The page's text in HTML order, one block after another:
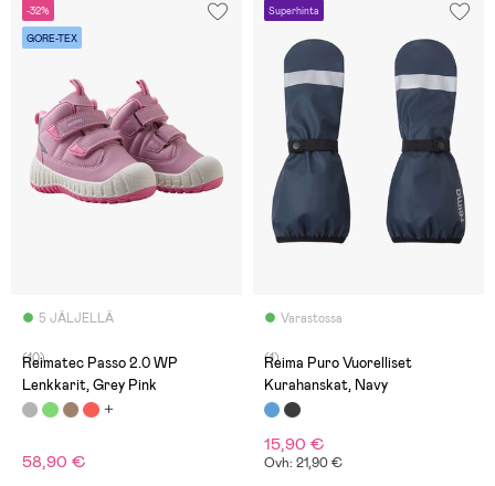
-32%
GORE-TEX
5 JÄLJELLÄ
(10)
Reimatec Passo 2.0 WP
Lenkkarit, Grey Pink
58,90 €
Superhinta
Varastossa
(1)
Reima Puro Vuorelliset
Kurahanskat, Navy
15,90 €
Ovh: 21,90 €